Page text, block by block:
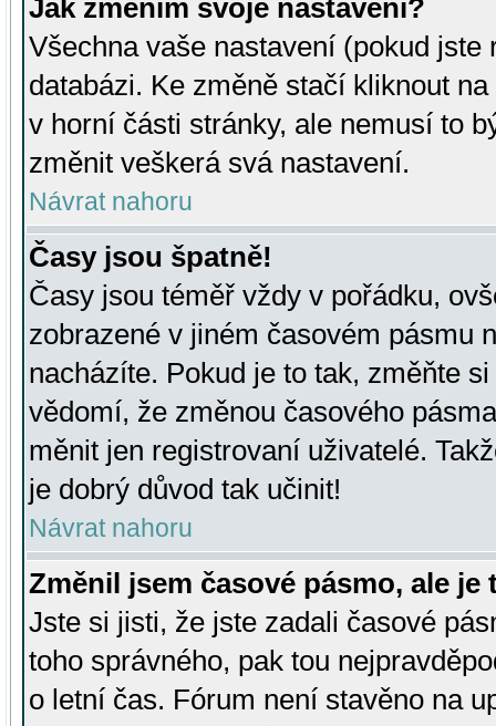
Jak změním svoje nastavení?
Všechna vaše nastavení (pokud
databázi. Ke změně stačí kliknout
v horní části stránky, ale nemusí to
změnit veškerá svá nastavení.
Návrat nahoru
Časy jsou špatně!
Časy jsou téměř vždy v pořádku,
zobrazené v jiném časovém pásmu
nacházíte. Pokud je to tak, změňte
vědomí, že změnou časového
měnit jen registrovaní uživatelé.
je dobrý důvod tak učinit!
Návrat nahoru
Změnil jsem časové pásmo, ale je
Jste si jisti, že jste zadali časové
toho správného, pak tou
o letní čas. Fórum není stavěno na